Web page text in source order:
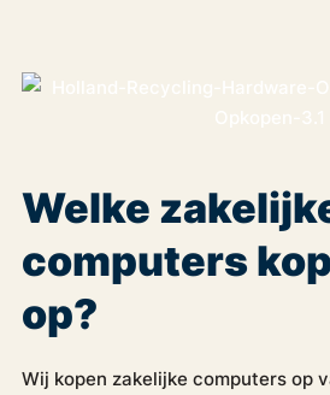
Welke
computers
op?
Wij kopen zakelijke computers op